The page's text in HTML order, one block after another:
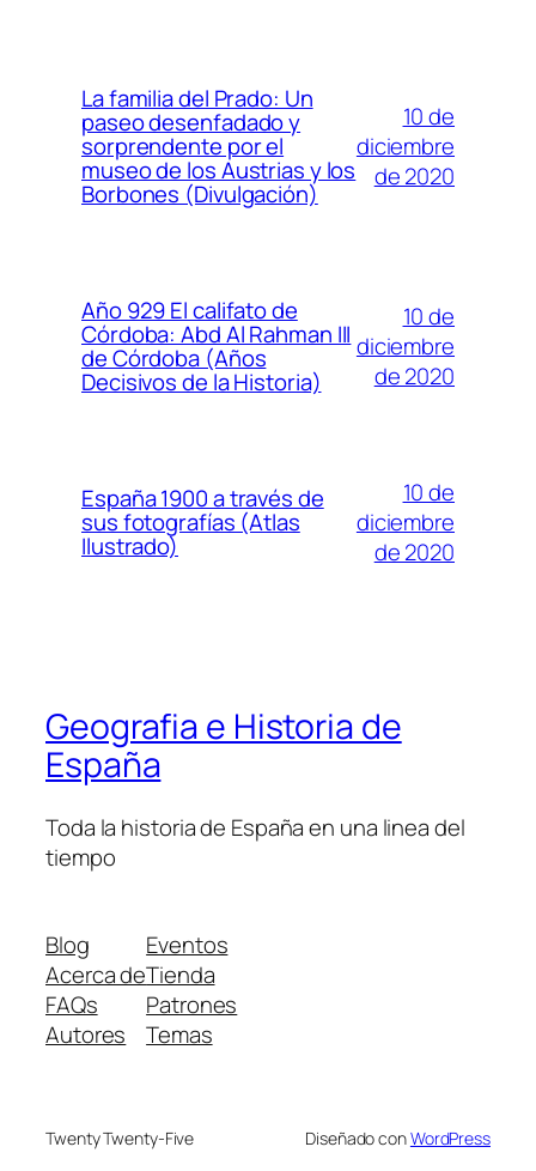
La familia del Prado: Un
paseo desenfadado y
sorprendente por el
museo de los Austrias y los
Borbones (Divulgación)
10 de
diciembre
de 2020
Año 929 El califato de
Córdoba: Abd Al Rahman III
de Córdoba (Años
Decisivos de la Historia)
10 de
diciembre
de 2020
España 1900 a través de
sus fotografías (Atlas
Ilustrado)
10 de
diciembre
de 2020
Geografia e Historia de
España
Toda la historia de España en una linea del
tiempo
Blog
Acerca de
FAQs
Autores
Eventos
Tienda
Patrones
Temas
Twenty Twenty-Five Diseñado conWordPress